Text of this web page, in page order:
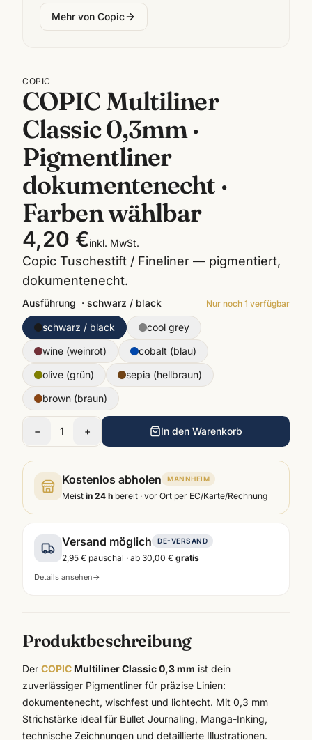
Mehr von Copic
COPIC
COPIC Multiliner
Classic 0,3mm ·
Pigmentliner
dokumentenecht ·
Farben wählbar
4,20 €inkl. MwSt.
Copic Tuschestift / Fineliner — pigmentiert,
dokumentenecht.
Ausführung · schwarz / black Nur noch 1 verfügbar
schwarz / black
cool grey
wine (weinrot)
cobalt (blau)
olive (grün)
sepia (hellbraun)
brown (braun)
− 1 + In den Warenkorb
Kostenlos abholen MANNHEIM
Meist in 24 h bereit · vor Ort per EC/Karte/Rechnung
Versand möglich DE-VERSAND
2,95 € pauschal · ab 30,00 € gratis
Details ansehen→
Produktbeschreibung
Der COPIC Multiliner Classic 0,3 mm ist dein
zuverlässiger Pigmentliner für präzise Linien:
dokumentenecht, wischfest und lichtecht. Mit 0,3 mm
Strichstärke ideal für Bullet Journaling, Manga-Inking,
technische Zeichnungen und detaillierte Illustrationen.